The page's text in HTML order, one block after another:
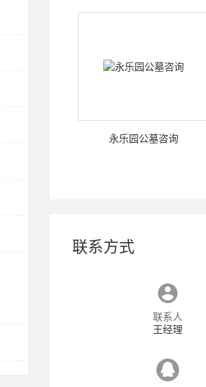
永乐园公墓咨询
联系方式
联系人
王经理